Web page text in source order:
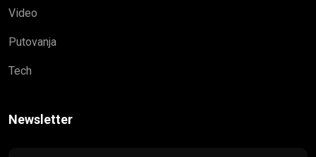
Video
Putovanja
Tech
Newsletter